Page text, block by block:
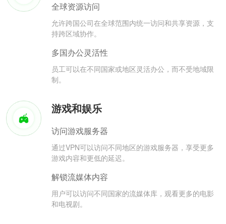
全球资源访问
允许跨国公司在全球范围内统一访问和共享资源，支
持跨区域协作。
多国办公灵活性
员工可以在不同国家或地区灵活办公，而不受地域限
制。
游戏和娱乐
访问游戏服务器
通过VPN可以访问不同地区的游戏服务器，享受更多
游戏内容和更低的延迟。
解锁流媒体内容
用户可以访问不同国家的流媒体库，观看更多的电影
和电视剧。